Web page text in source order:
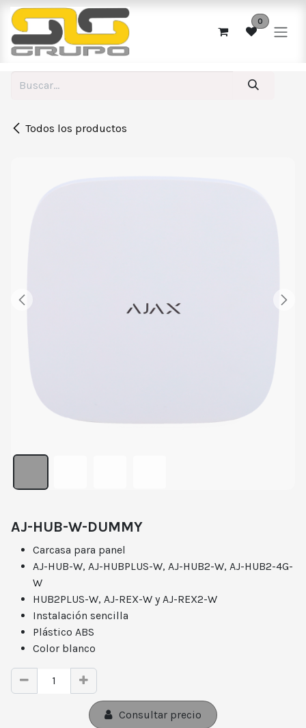
Ir al contenido
0
Todos los productos
AJ-HUB-W-DUMMY
Carcasa para panel
AJ-HUB-W, AJ-HUBPLUS-W, AJ-HUB2-W, AJ-HUB2-4G-
W
HUB2PLUS-W, AJ-REX-W y AJ-REX2-W
Instalación sencilla
Plástico ABS
Color blanco
Consultar precio